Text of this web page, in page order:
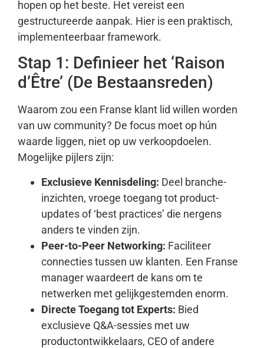
hopen op het beste. Het vereist een
gestructureerde aanpak. Hier is een praktisch,
implementeerbaar framework.
Stap 1: Definieer het ‘Raison
d’Être’ (De Bestaansreden)
Waarom zou een Franse klant lid willen worden
van uw community? De focus moet op hún
waarde liggen, niet op uw verkoopdoelen.
Mogelijke pijlers zijn:
Exclusieve Kennisdeling: Deel branche-
inzichten, vroege toegang tot product-
updates of ‘best practices’ die nergens
anders te vinden zijn.
Peer-to-Peer Networking: Faciliteer
connecties tussen uw klanten. Een Franse
manager waardeert de kans om te
netwerken met gelijkgestemden enorm.
Directe Toegang tot Experts: Bied
exclusieve Q&A-sessies met uw
productontwikkelaars, CEO of andere